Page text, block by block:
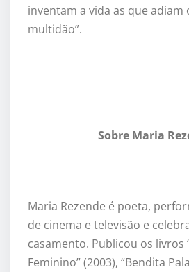
inventam a vida as que
multidão”.
Sobre Maria
Maria Rezende é poeta,
de cinema e televisão e
casamento. Publicou os livros
Feminino” (2003), “Bendita